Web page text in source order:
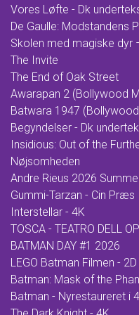
Vores Løfte - Dk
De Gaulle: Modstandens
Skolen med magiske dyr
The Invite
The End of Oak Street
Awarapan 2 (Bollywood
Batwara 1947
Begyndelser - Dk
Insidious: Out of the
Nøjsomheden
Andre Rieus 2026
Gummi-Tarzan - Cin Præs
Interstellar - 4K
TOSCA - TEATRO DELL
BATMAN DAY #1 2026
LEGO Batman Filmen -
Batman: Mask of the
Batman - Nyrestaureret i